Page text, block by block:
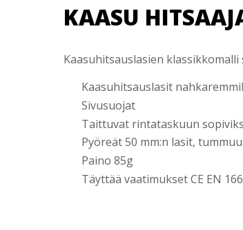
KAASU
Kaasuhitsauslasien klassikkomalli
Kaasuhitsauslasit
Sivusuojat
Taittuvat rintataskuun
Pyöreät 50 mm:n lasit,
Paino 85g
Täyttää vaatimukset CE EN 166